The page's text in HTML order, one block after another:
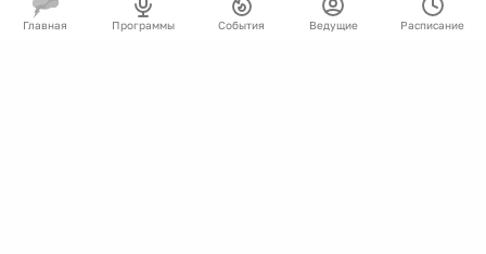
Главная Программы События Ведущие Расписание